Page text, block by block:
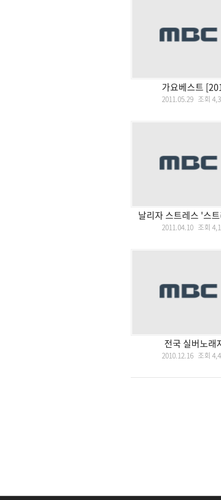
가요베스트
2011.05.29 조회
날리자 스트레스 '스
2011.04.10 조회
전국 실버노래
2010.12.16 조회